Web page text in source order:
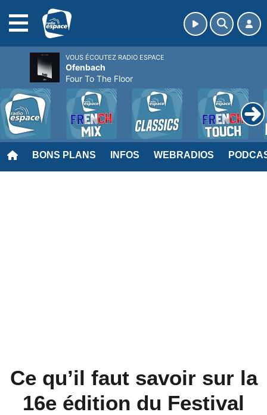
BONS PLANS INFOS WEBRADIOS
Ce qu’il faut savoir sur la
16e édition du Festival
VOUS ÉCOUTEZ RADIO ESPACE
Ofenbach
Four To The Floor